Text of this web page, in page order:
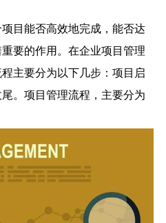
目能否高效地完成，能否达
要的作用。在企业项目管理
主要分为以下几步：项目启
。项目管理流程，主要分为